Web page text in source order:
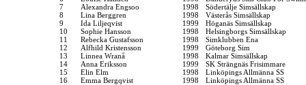
7
Alexandra Engsoo 1998
Södertälje Simsällskap
8
Lina Berggren 1998
Västerås Simsällskap
9
Ida Liljeqvist 1999
Höganäs Simsällskap
10
Sophie Hansson 1998
Helsingborgs Simsällskap
11
Rebecka Gustafsson 1998
Simklubben Ena
12
Alfhild Kristensson 1999
Göteborg Sim
13
Linnea Wranå 1998
Kalmar Simsällskap
14
Anna Eriksson 1999
SK Strängnäs Frisimmare
15
Elin Elm 1998
Linköpings Allmänna SS
16
Emma Bergqvist 1998 Linköpings Allmänna SS